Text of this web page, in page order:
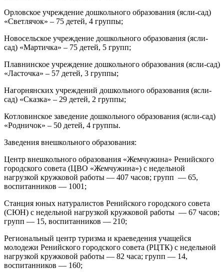
Орловское учреждение дошкольного образования (ясли-сад)
«Светлячок» – 75 детей, 4 группы;
Новосельское учреждение дошкольного образования (ясли-
сад) «Мартичка» – 75 детей, 5 групп;
Плавнинское учреждение дошкольного образования (ясли-сад)
«Ласточка» – 57 детей, 3 группы;
Нагорнянских учреждений дошкольного образования (ясли-
сад) «Сказка» – 29 детей, 2 группы;
Котловинское заведение дошкольного образования (ясли-сад)
«Родничок» – 50 детей, 4 группы.
Заведения внешкольного образования:
Центр внешкольного образования «Жемчужина» Ренийского
городского совета (ЦВО «Жемчужина») с недельной
нагрузкой кружковой работы — 407 часов; групп — 65,
воспитанников — 1001;
Станция юных натуралистов Ренийского городского совета
(СЮН) с недельной нагрузкой кружковой работы — 67 часов;
групп — 15, воспитанников — 210;
Региональный центр туризма и краеведения учащейся
молодежи Ренийского городского совета (РЦТК) с недельной
нагрузкой кружковой работы — 82 часа; групп — 14,
воспитанников — 160;